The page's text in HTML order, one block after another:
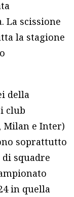
La scissione
la stagione
della
club
Milan e Inter)
soprattutto
squadre
in quella